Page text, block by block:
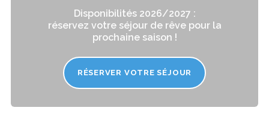
Disponibilités 2026/2027 :
réservez votre séjour de rêve pour la
prochaine saison !
RÉSERVER VOTRE SÉJOUR